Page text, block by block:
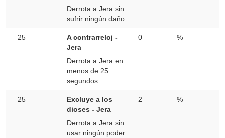
Derrota a Jera sin
sufrir ningún daño.
25
A contrarreloj -
Jera
Derrota a Jera en
menos de 25
segundos.
0 %
25
Excluye a los
dioses - Jera
Derrota a Jera sin
usar ningún poder
2 %